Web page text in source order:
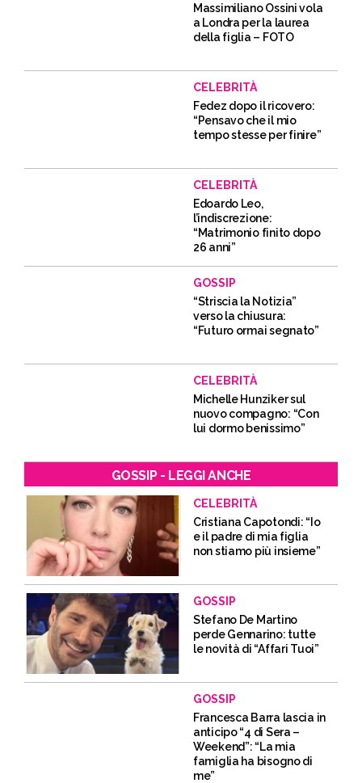
Massimiliano Ossini vola
a Londra per la laurea
della figlia – FOTO
CELEBRITÀ
Fedez dopo il ricovero:
“Pensavo che il mio
tempo stesse per finire”
CELEBRITÀ
Edoardo Leo,
l’indiscrezione:
“Matrimonio finito dopo
26 anni”
GOSSIP
“Striscia la Notizia”
verso la chiusura:
“Futuro ormai segnato”
CELEBRITÀ
Michelle Hunziker sul
nuovo compagno: “Con
lui dormo benissimo”
GOSSIP - LEGGI ANCHE
CELEBRITÀ
Cristiana Capotondi: “Io
e il padre di mia figlia
non stiamo più insieme”
GOSSIP
Stefano De Martino
perde Gennarino: tutte
le novità di “Affari Tuoi”
GOSSIP
Francesca Barra lascia in
anticipo “4 di Sera –
Weekend”: “La mia
famiglia ha bisogno di
me”